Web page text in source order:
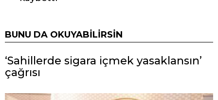
BUNU DA OKUYABILIRSIN
‘Sahillerde sigara içmek yasaklansın’
çağrısı